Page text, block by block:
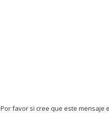
Por favor si cree que este mensaje